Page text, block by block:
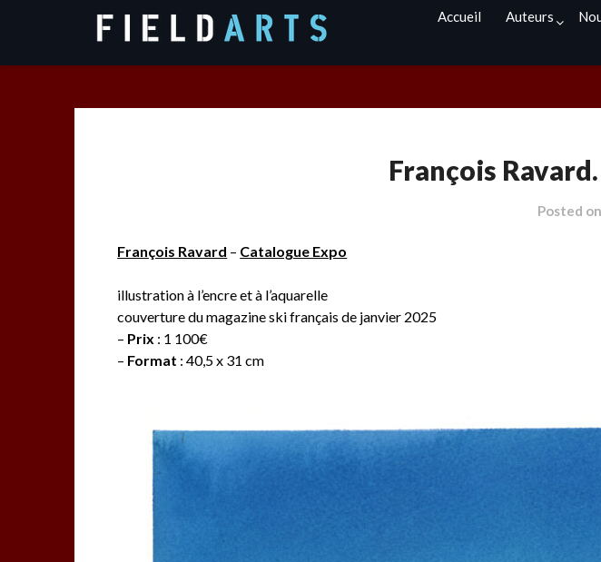
Accueil Auteurs
François
Posted on
François Ravard – Catalogue Expo
illustration à l’encre et à l’aquarelle
couverture du magazine ski français de janvier 2025
– Prix : 1 100€
– Format : 40,5 x 31 cm